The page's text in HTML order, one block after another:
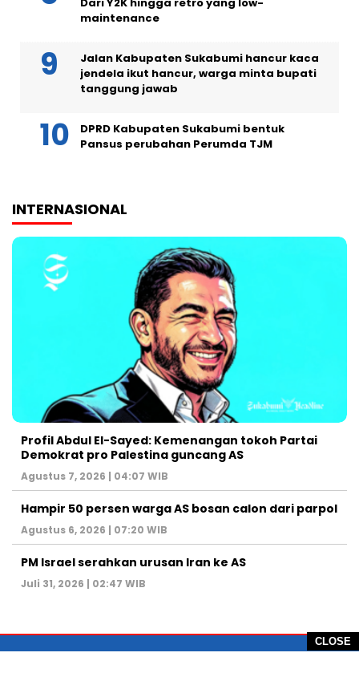
CLOSE
maintenance
Jalan Kabupaten Sukabumi hancur kaca
jendela ikut hancur, warga minta bupati
tanggung jawab
DPRD Kabupaten Sukabumi bentuk
Pansus perubahan Perumda TJM
INTERNASIONAL
Profil Abdul El-Sayed: Kemenangan tokoh Partai
Demokrat pro Palestina guncang AS
Agustus 7, 2026 | 04:07 WIB
Hampir 50 persen warga AS bosan calon dari parpol
Agustus 6, 2026 | 07:20 WIB
PM Israel serahkan urusan Iran ke AS
Juli 31, 2026 | 02:47 WIB